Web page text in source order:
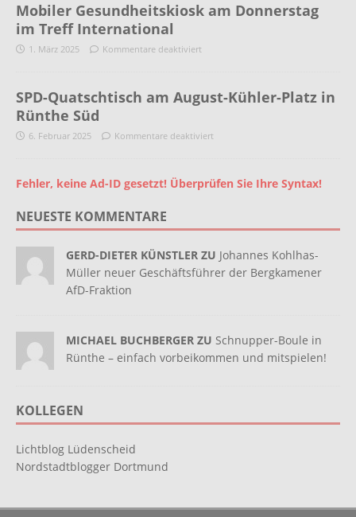
Mobiler Gesundheitskiosk am Donnerstag
im Treff International
1. März 2025 Kommentare deaktiviert
SPD-Quatschtisch am August-Kühler-Platz in
Rünthe Süd
6. Februar 2025 Kommentare deaktiviert
Fehler, keine Ad-ID gesetzt! Überprüfen Sie Ihre Syntax!
NEUESTE KOMMENTARE
GERD-DIETER KÜNSTLER ZU Johannes Kohlhas-
Müller neuer Geschäftsführer der Bergkamener
AfD-Fraktion
MICHAEL BUCHBERGER ZU Schnupper-Boule in
Rünthe – einfach vorbeikommen und mitspielen!
KOLLEGEN
Lichtblog Lüdenscheid
Nordstadtblogger Dortmund